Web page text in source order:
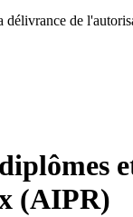
de
(AIPR)